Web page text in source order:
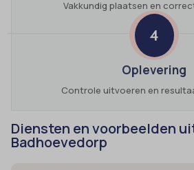
Vakkundig plaatsen en
4
Oplevering
Controle uitvoeren en
Diensten en voorbeelden
Badhoevedorp